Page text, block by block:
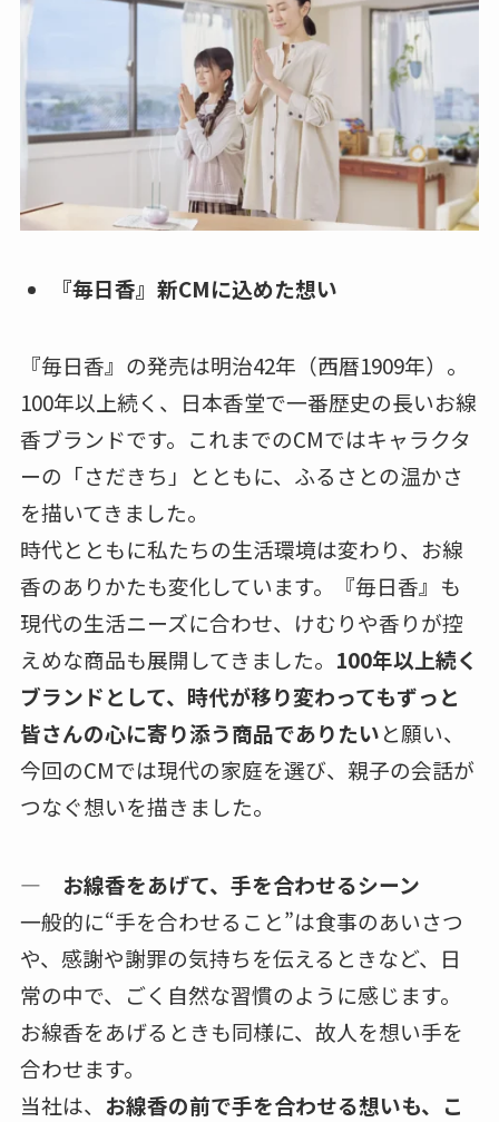
『毎日香』新CMに込めた想い
『毎日香』の発売は明治42年（西暦1909年）。
100年以上続く、日本香堂で一番歴史の長いお線
香ブランドです。これまでのCMではキャラクタ
ーの「さだきち」とともに、ふるさとの温かさ
を描いてきました。
時代とともに私たちの生活環境は変わり、お線
香のありかたも変化しています。『毎日香』も
現代の生活ニーズに合わせ、けむりや香りが控
えめな商品も展開してきました。 100年以上続く
ブランドとして、時代が移り変わってもずっと
皆さんの心に寄り添う商品でありたいと願い、
今回のCMでは現代の家庭を選び、親子の会話が
つなぐ想いを描きました。
― お線香をあげて、手を合わせるシーン
一般的に“手を合わせること”は食事のあいさつ
や、感謝や謝罪の気持ちを伝えるときなど、日
常の中で、ごく自然な習慣のように感じます。
お線香をあげるときも同様に、故人を想い手を
合わせます。
当社は、 お線香の前で手を合わせる想いも、こ